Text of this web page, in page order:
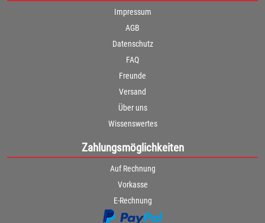
Impressum
AGB
Datenschutz
FAQ
Freunde
Versand
Über uns
Wissenswertes
Zahlungsmöglichkeiten
Auf Rechnung
Vorkasse
E-Rechnung